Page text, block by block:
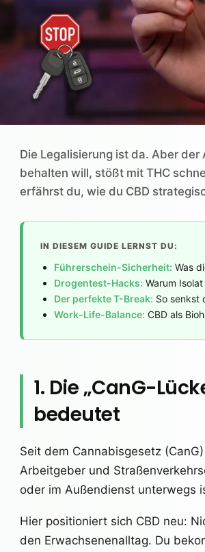
Die Legalisierung ist da. Aber
behalten will, stößt mit THC
erfährst du, wie du CBD
IN DIESEM GUIDE LERNST DU:
Führerschein-Sicherheit: Was
Drogentest-Hacks: Warum
Der perfekte T-Break: So senkst
Work-Life-Balance: CBD als
1. Die „CanG-
bedeutet
Seit dem Cannabisgesetz
Arbeitgeber und
oder im Außendienst unterwegs
Hier positioniert sich CBD neu:
den Erwachsenenalltag. Du